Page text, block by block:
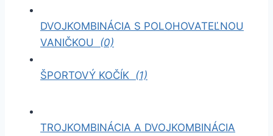
DVOJKOMBINÁCIA S POLOHOVATEĽNOU
VANIČKOU (0)
ŠPORTOVÝ KOČÍK (1)
TROJKOMBINÁCIA A DVOJKOMBINÁCIA